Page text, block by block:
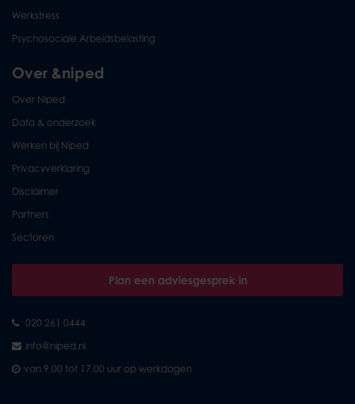
Werkstress
Psychosociale Arbeidsbelasting
Over &niped
Over Niped
Data & onderzoek
Werken bij Niped
Privacyverklaring
Disclaimer
Partners
Sectoren
Plan een adviesgesprek in
020 261 0444
info@niped.nl
van 9.00 tot 17.00 uur op werkdagen